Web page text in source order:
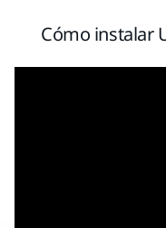
Cómo instalar